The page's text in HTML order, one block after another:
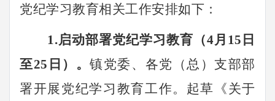
党纪学习教育相关工作安排如下：
1.启动部署党纪学习教育（4月15日
至25 日）。镇党委、各党（总）支部部
署开展党纪学习教育工作。起草《关于